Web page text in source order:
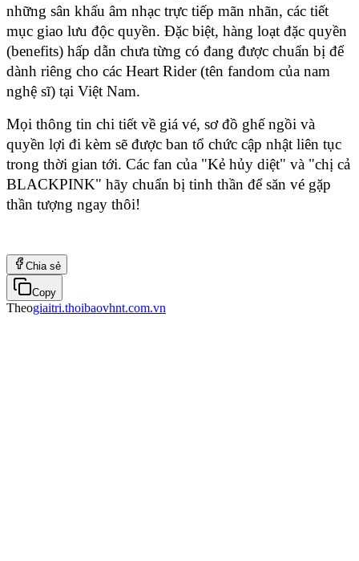
những sân khấu âm nhạc trực tiếp mãn nhãn, các tiết
mục giao lưu độc quyền. Đặc biệt, hàng loạt đặc quyền
(benefits) hấp dẫn chưa từng có đang được chuẩn bị để
dành riêng cho các Heart Rider (tên fandom của nam
nghệ sĩ) tại Việt Nam.
Mọi thông tin chi tiết về giá vé, sơ đồ ghế ngồi và
quyền lợi đi kèm sẽ được ban tổ chức cập nhật liên tục
trong thời gian tới. Các fan của "Kẻ hủy diệt" và "chị cả
BLACKPINK" hãy chuẩn bị tinh thần để săn vé gặp
thần tượng ngay thôi!
Chia sẻ
Copy
Theogiaitri.thoibaovhnt.com.vn